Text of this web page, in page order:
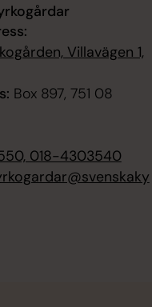
Villavägen 1,
Box 897, 751 08
018-4303540